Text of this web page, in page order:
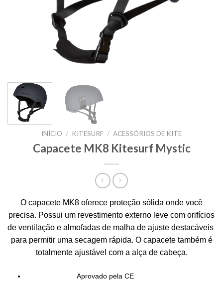
INÍCIO / KITESURF / ACESSÓRIOS DE KITE
Capacete MK8 Kitesurf Mystic
O capacete MK8 oferece proteção sólida onde você
precisa. Possui um revestimento externo leve com orifícios
de ventilação e almofadas de malha de ajuste destacáveis ​​
para permitir uma secagem rápida. O capacete também é
totalmente ajustável com a alça de cabeça.
Aprovado pela CE